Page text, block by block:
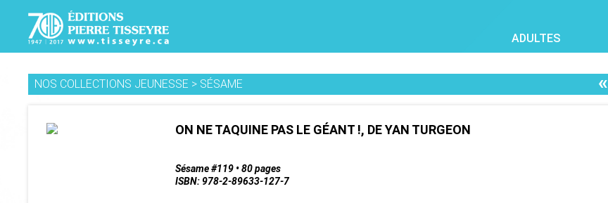
ADULTES
NOS COLLECTIONS JEUNESSE > SÉSAME «
ON NE TAQUINE PAS LE GÉANT !, DE YAN TURGEON
Sésame #119 • 80 pages
ISBN: 978-2-89633-127-7